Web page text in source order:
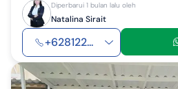
Diperbarui 1 bulan lalu oleh
Natalina Sirait
+628122...